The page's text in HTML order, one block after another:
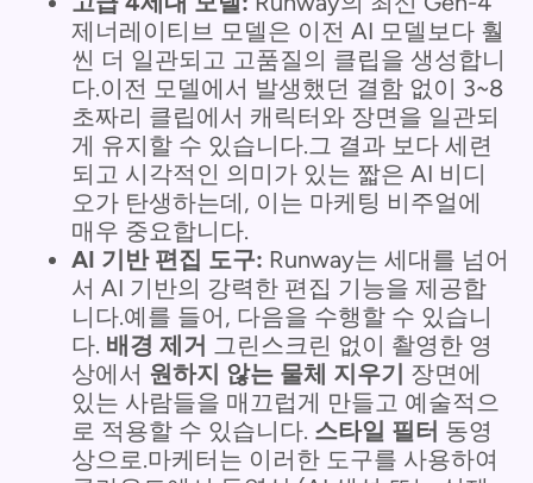
제너레이티브 모델은 이전 AI 모델보다 훨
씬 더 일관되고 고품질의 클립을 생성합니
다.이전 모델에서 발생했던 결함 없이 3~8
초짜리 클립에서 캐릭터와 장면을 일관되
게 유지할 수 있습니다.그 결과 보다 세련
되고 시각적인 의미가 있는 짧은 AI 비디
오가 탄생하는데, 이는 마케팅 비주얼에
매우 중요합니다.
AI 기반 편집 도구: Runway는 세대를 넘어
서 AI 기반의 강력한 편집 기능을 제공합
니다.예를 들어, 다음을 수행할 수 있습니
다. 배경 제거 그린스크린 없이 촬영한 영
상에서 원하지 않는 물체 지우기 장면에
있는 사람들을 매끄럽게 만들고 예술적으
로 적용할 수 있습니다. 스타일 필터 동영
상으로.마케터는 이러한 도구를 사용하여